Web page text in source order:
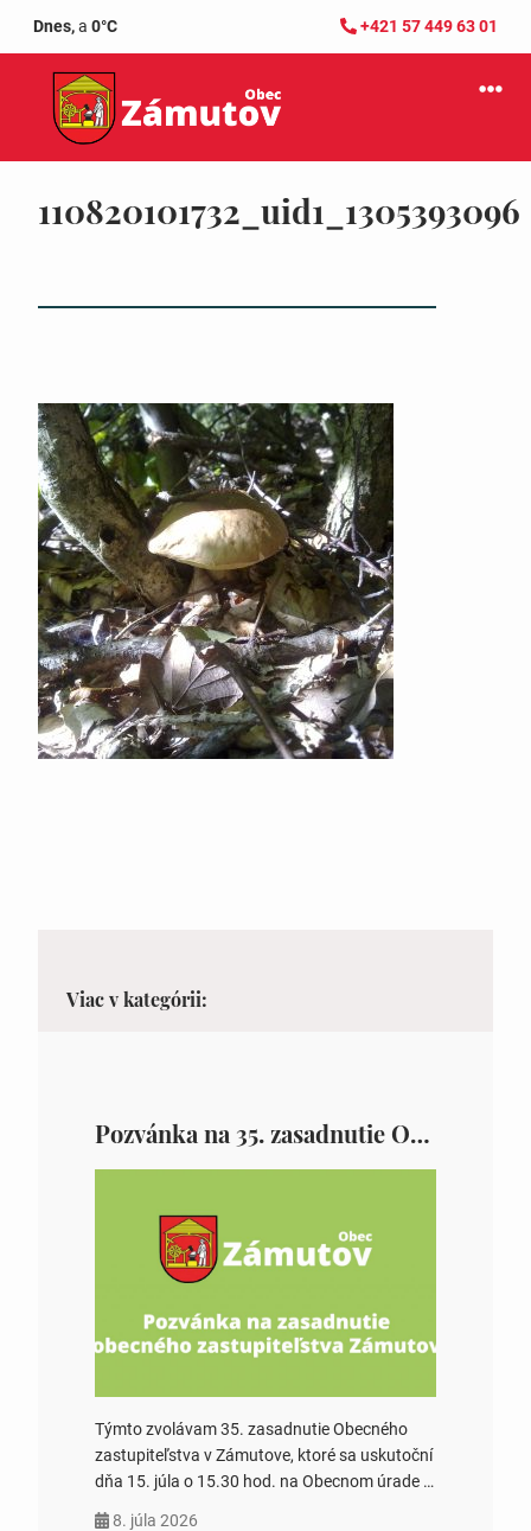
Dnes,a 0°C +421 57 449 63 01
110820101732_uid1_1305393096
Viac v kategórii:
Pozvánka na 35. zasadnutie OZ v Zámutove
Týmto zvolávam 35. zasadnutie Obecného
zastupiteľstva v Zámutove, ktoré sa uskutoční
dňa 15. júla o 15.30 hod. na Obecnom úrade v
8. júla 2026